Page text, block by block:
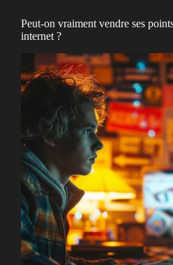
Peut-on vraiment vendre ses
internet ?